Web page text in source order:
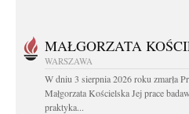
MAŁGORZATA
WARSZAWA
W dniu 3 sierpnia 2026 roku zmarła
Małgorzata Kościelska Jej prace
praktyka...